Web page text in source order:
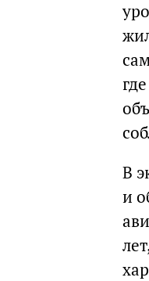
В
и